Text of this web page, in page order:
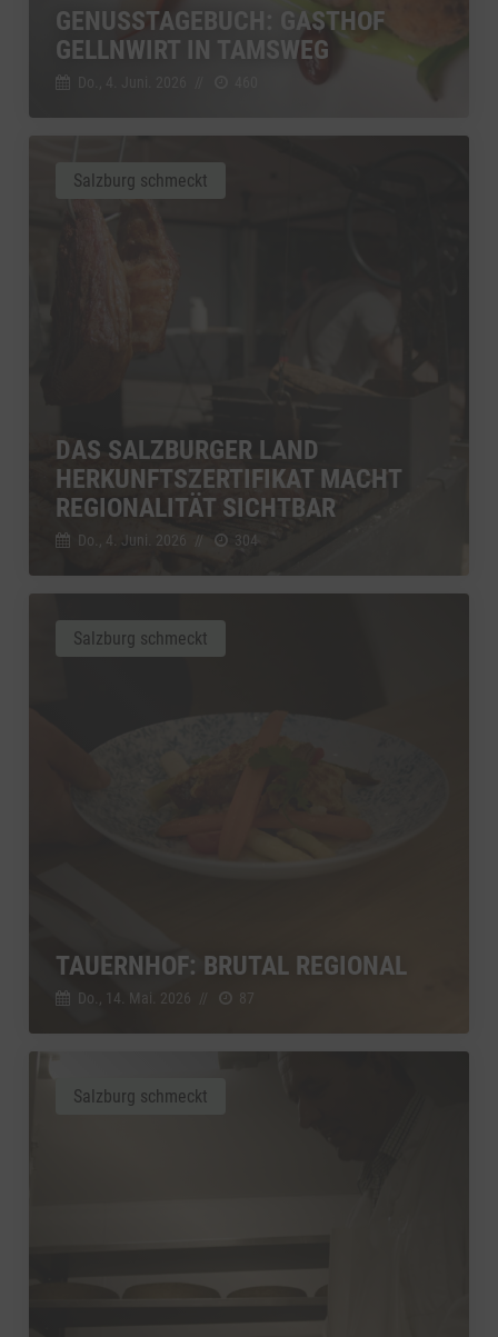
GENUSSTAGEBUCH: GASTHOF
GELLNWIRT IN TAMSWEG
DAS SALZBURGER LAND
HERKUNFTSZERTIFIKAT MACHT
REGIONALITÄT SICHTBAR
Do., 4. Juni. 2026 // 304
Salzburg schmeckt
TAUERNHOF: BRUTAL REGIONAL
Do., 14. Mai. 2026 // 87
Salzburg schmeckt
Salzburg schmeckt